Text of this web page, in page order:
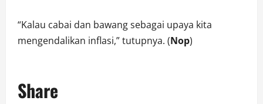
“Kalau cabai dan bawang sebagai upaya kita
mengendalikan inflasi,” tutupnya. (Nop)
Share